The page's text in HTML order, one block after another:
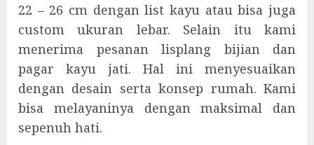
22 – 26 cm dengan list kayu atau bisa juga
custom ukuran lebar. Selain itu kami
menerima pesanan lisplang bijian dan
pagar kayu jati. Hal ini menyesuaikan
dengan desain serta konsep rumah. Kami
bisa melayaninya dengan maksimal dan
sepenuh hati.